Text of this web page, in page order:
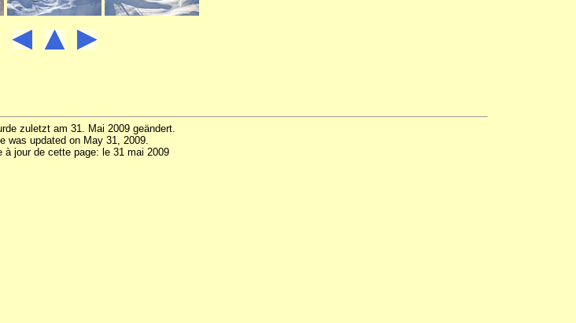
zuletzt am 31. Mai 2009 geändert.
was updated on May 31, 2009.
à jour de cette page: le 31 mai 2009